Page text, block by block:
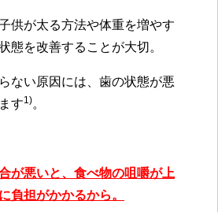
供が太る方法や体重を増やす
態を改善することが大切。
ない原因には、歯の状態が悪
す1)。
が悪いと、食べ物の咀嚼が上
負担がかかるから。